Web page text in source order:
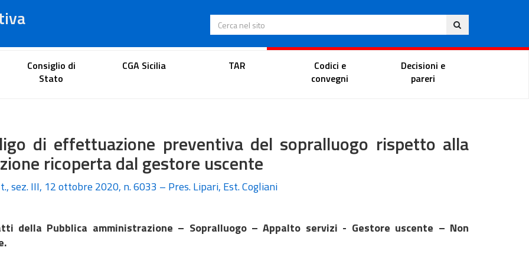
Ita
Cerca nel sito
Portale dell'avvocato Portale del magistrato
Consiglio di
Stato
CGA Sicilia TAR
Codici e
convegni
Decisioni e
pareri
di effettuazione preventiva del sopralluogo rispetto alla
ricoperta dal gestore uscente
sez. III, 12 ottobre 2020, n. 6033 – Pres. Lipari, Est. Cogliani
della Pubblica amministrazione – Sopralluogo – Appalto servizi - Gestore uscente – Non